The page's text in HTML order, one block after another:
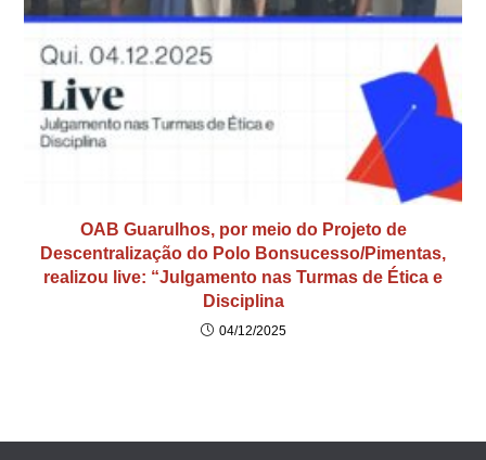
OAB Guarulhos, por meio do Projeto de
Descentralização do Polo Bonsucesso/Pimentas,
realizou live: “Julgamento nas Turmas de Ética e
Disciplina
04/12/2025